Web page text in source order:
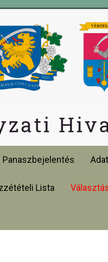
Panaszbejelentés
Lista